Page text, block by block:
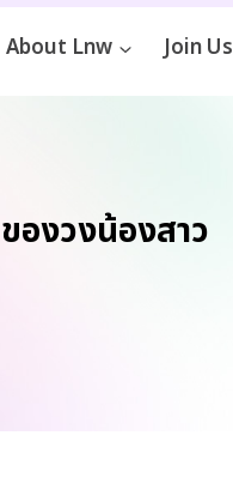
About Lnw Join Us
องวงน้องสาว